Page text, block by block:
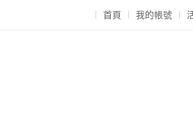
首頁 我的帳號